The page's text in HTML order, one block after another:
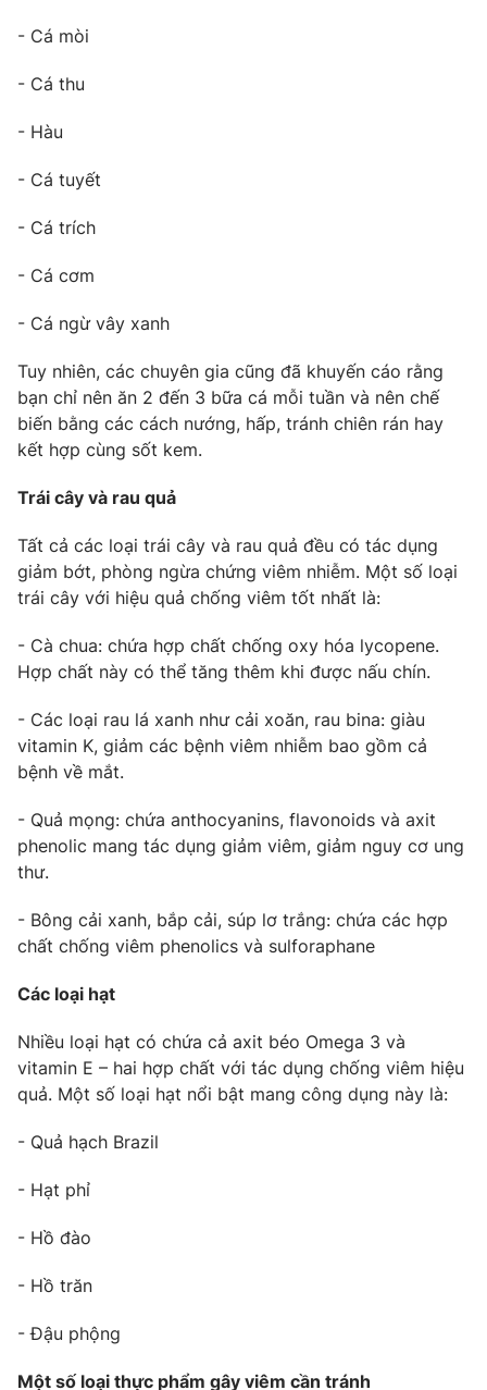
Video
VTV Money
Thị trường 24h
VTV4
Liên hệ tòa soạn English
Theo dõi báo trên
Cơ quan chủ quản:Đài Truyền hình Việt Nam
Cơ quan báo chí:Thời báo VTV
Giấy phép hoạt động báo in và báo điện tử số 483/GP-BTTTT
cấp ngày 29/12/2023
Tổng Biên tập:
Vũ Thanh Thủy
Nguyễn Trọng Ninh
Tổng đài VTV:024.38 355 931 - 024.38 355 932
Ðiện thoại Thời báo VTV:
Liên hệ quảng cáo:
024-7300.7108
® Cấm sao chép dưới mọi hình thức nếu không có sự chấp
thông tin từ website này.
- Cá mòi
- Cá thu
- Hàu
- Cá tuyết
- Cá trích
- Cá cơm
- Cá ngừ vây xanh
Tuy nhiên, các chuyên gia cũng đã khuyến cáo rằng
bạn chỉ nên ăn 2 đến 3 bữa cá mỗi tuần và nên chế
biến bằng các cách nướng, hấp, tránh chiên rán hay
kết hợp cùng sốt kem.
Trái cây và rau quả
Tất cả các loại trái cây và rau quả đều có tác dụng
giảm bớt, phòng ngừa chứng viêm nhiễm. Một số loại
trái cây với hiệu quả chống viêm tốt nhất là:
- Cà chua: chứa hợp chất chống oxy hóa lycopene.
Hợp chất này có thể tăng thêm khi được nấu chín.
- Các loại rau lá xanh như cải xoăn, rau bina: giàu
vitamin K, giảm các bệnh viêm nhiễm bao gồm cả
bệnh về mắt.
- Quả mọng: chứa anthocyanins, flavonoids và axit
phenolic mang tác dụng giảm viêm, giảm nguy cơ ung
thư.
- Bông cải xanh, bắp cải, súp lơ trắng: chứa các hợp
chất chống viêm phenolics và sulforaphane
Các loại hạt
Nhiều loại hạt có chứa cả axit béo Omega 3 và
vitamin E – hai hợp chất với tác dụng chống viêm hiệu
quả. Một số loại hạt nổi bật mang công dụng này là:
- Quả hạch Brazil
- Hạt phỉ
- Hồ đào
- Hồ trăn
- Đậu phộng
Một số loại thực phẩm gây viêm cần tránh